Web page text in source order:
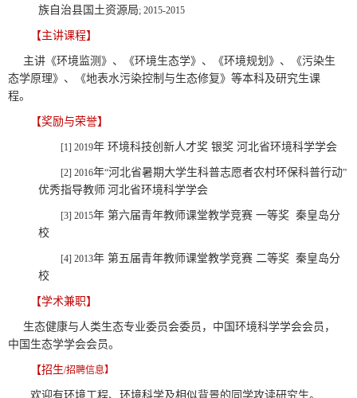
族自治县国土资源局; 2015-2015
【主讲课程】
主讲《环境监测》、《环境生态学》、《环境规划》、《污染生
态学原理》、《地表水污染控制与生态修复》等本科及研究生课
程。
【奖励与荣誉】
[1] 2019年 环境科技创新人才奖 银奖 河北省环境科学学会
[2] 2016年“河北省暑期大学生科普志愿者农村环保科普行动”
优秀指导教师 河北省环境科学学会
[3] 2015年 第六届青年教师课堂教学竞赛 一等奖 秦皇岛分
校
[4] 2013年 第五届青年教师课堂教学竞赛 二等奖 秦皇岛分
校
【学术兼职】
生态健康与人类生态专业委员会委员，中国环境科学学会会员，
中国生态学学会会员。
【招生/招聘信息】
欢迎有环境工程、环境科学及相似背景的同学攻读研究生。